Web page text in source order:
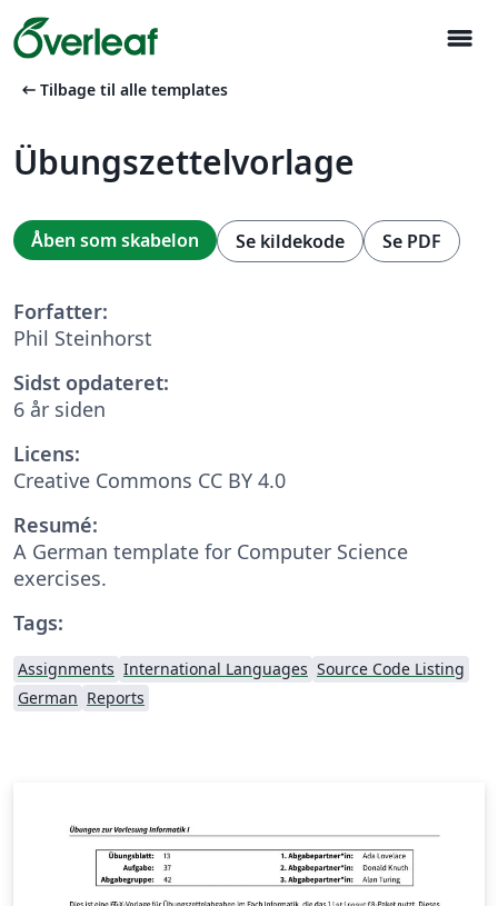
menu
arrow_left_alt Tilbage til alle templates
Übungszettelvorlage
Åben som skabelon Se kildekode Se PDF
Forfatter:
Phil Steinhorst
Sidst opdateret:
6 år siden
Licens:
Creative Commons CC BY 4.0
Resumé:
A German template for Computer Science
exercises.
Tags:
Assignments International Languages Source Code Listing
German Reports